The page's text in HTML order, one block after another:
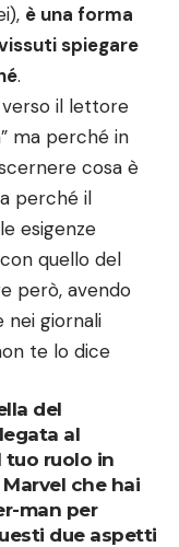
è una forma
spiegare
.
il lettore
ma perché in
cosa è
perché il
esigenze
quello del
però, avendo
nei giornali
te lo dice
del
al
ruolo in
che hai
man per
due aspetti